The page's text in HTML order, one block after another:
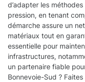
d’adapter les
pression, en tenant
démarche assure un
matériaux tout en
essentielle pour
infrastructures,
un partenaire fiable
Bonnevoie-Sud ?